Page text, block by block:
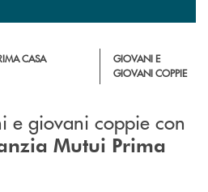
CASA
GIOVANI E
GIOVANI COPPIE
e giovani coppie con
Mutui Prima